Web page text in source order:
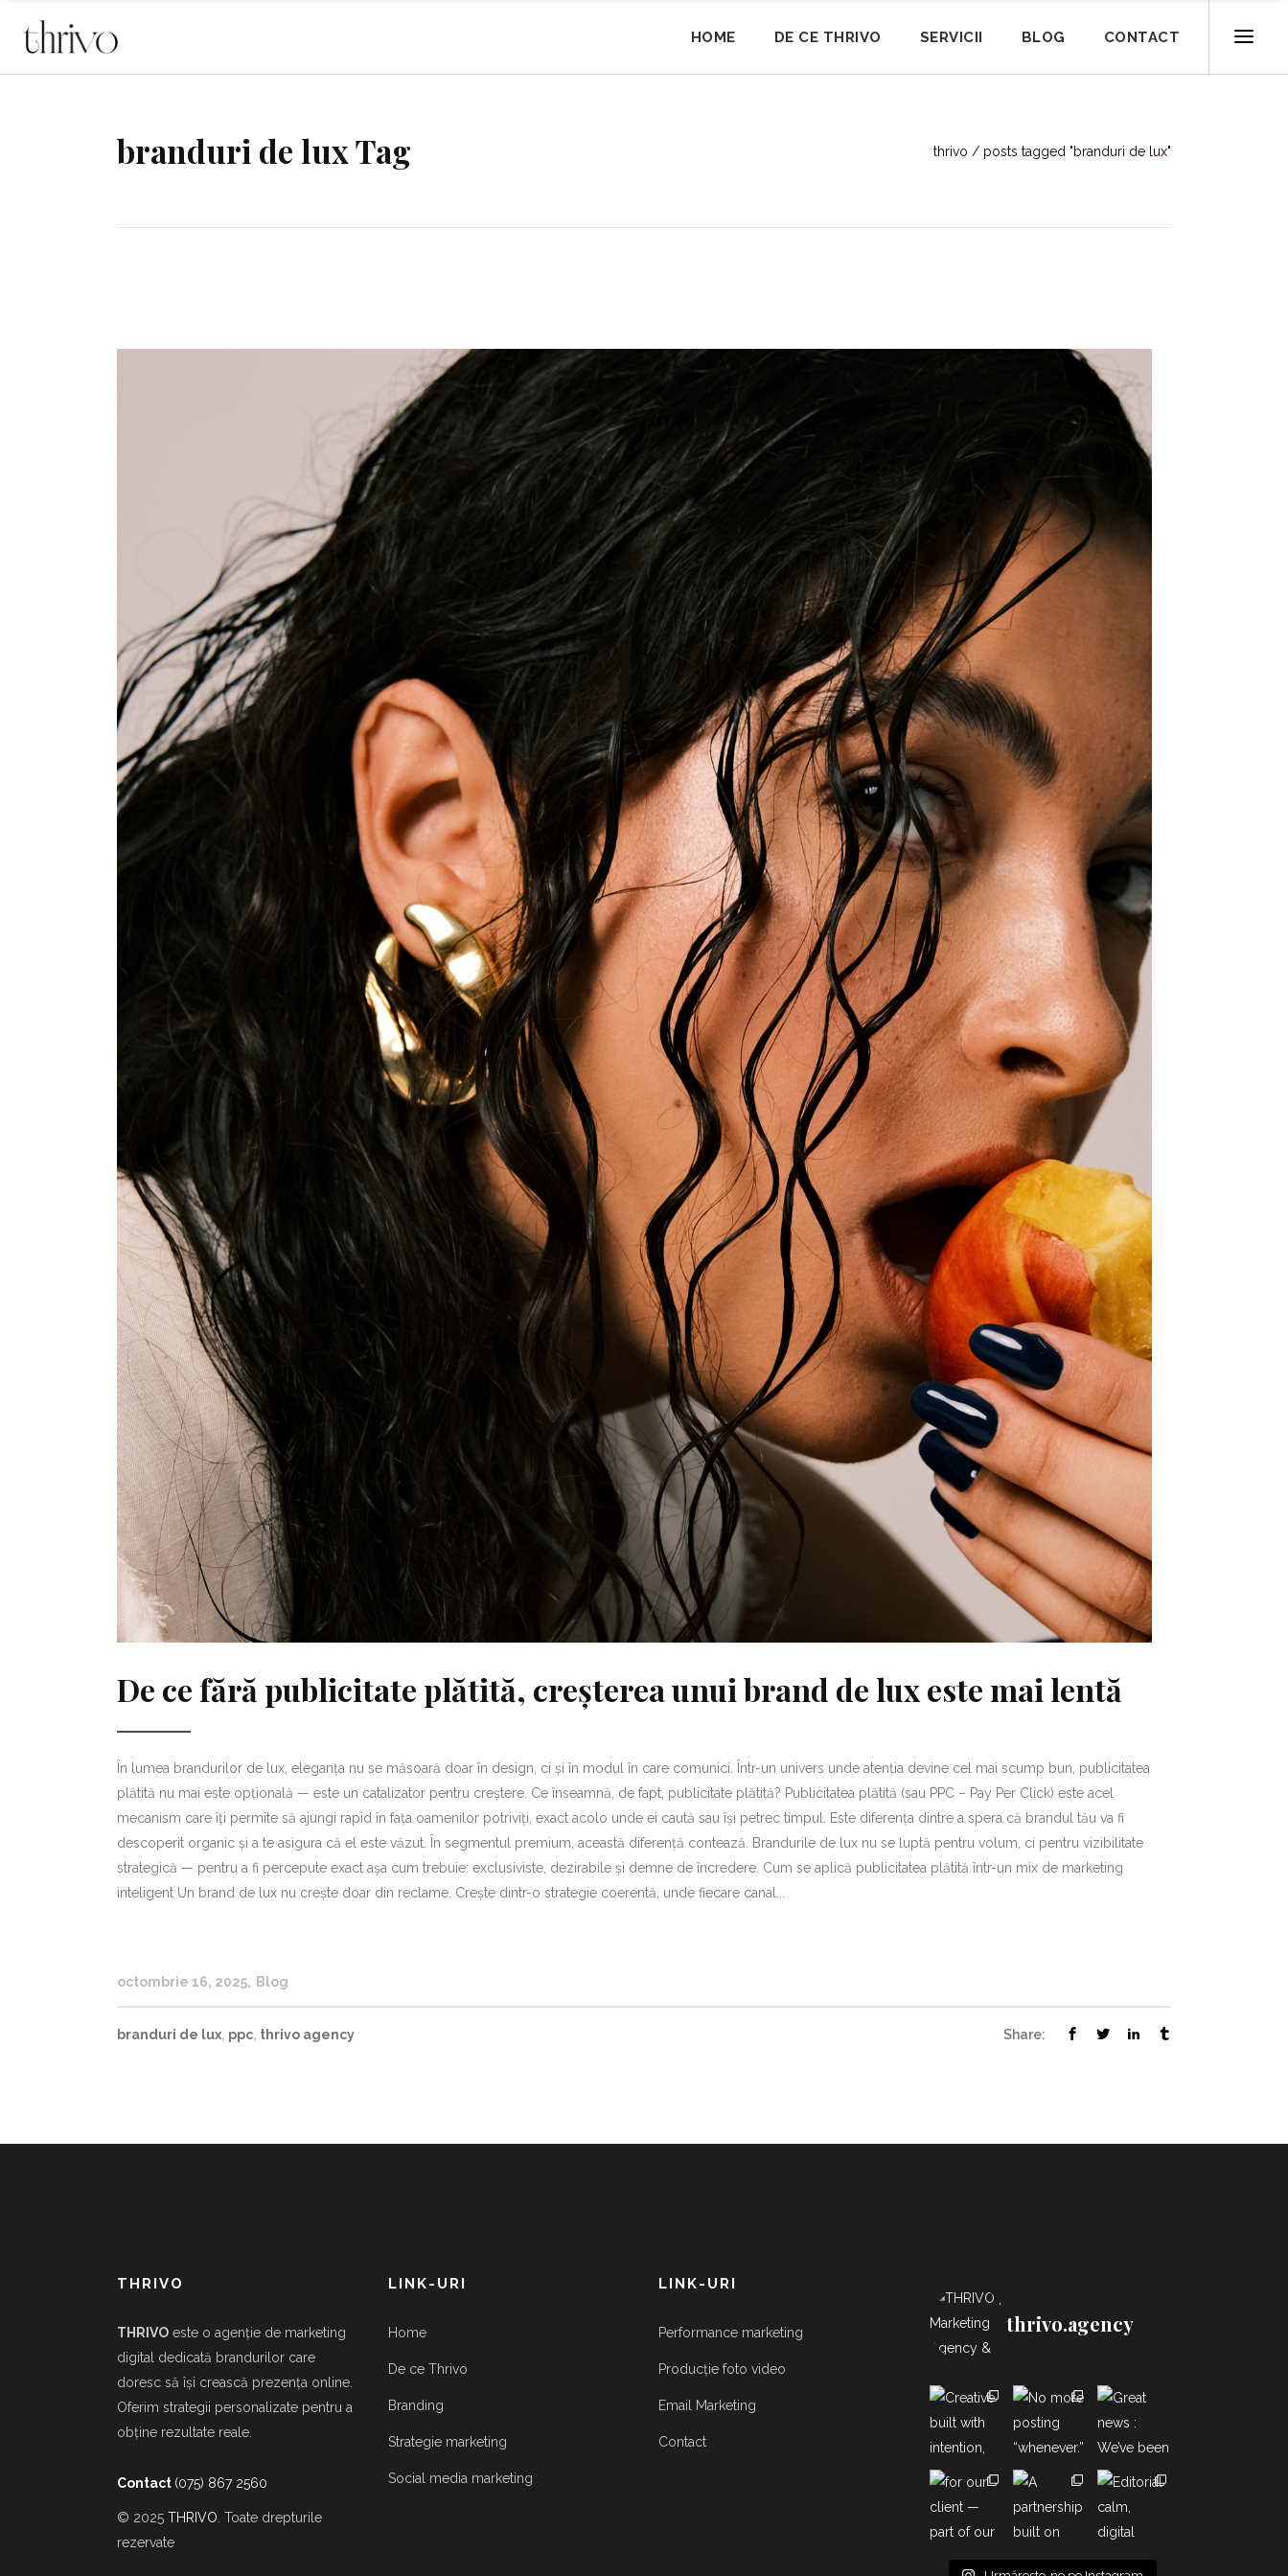
HOME DE CE THRIVO SERVICII BLOG CONTACT
branduri de lux Tag thrivo / posts tagged "branduri de lux"
De ce fără publicitate plătită, creșterea unui brand de lux este mai lentă
În lumea brandurilor de lux, eleganța nu se măsoară doar în design, ci și în modul în care comunici. Într-un univers unde atenția devine cel mai scump bun, publicitatea
plătită nu mai este opțională — este un catalizator pentru creștere. Ce înseamnă, de fapt, publicitate plătită? Publicitatea plătită (sau PPC – Pay Per Click) este acel
mecanism care îți permite să ajungi rapid în fața oamenilor potriviți, exact acolo unde ei caută sau își petrec timpul. Este diferența dintre a spera că brandul tău va fi
descoperit organic și a te asigura că el este văzut. În segmentul premium, această diferență contează. Brandurile de lux nu se luptă pentru volum, ci pentru vizibilitate
strategică — pentru a fi percepute exact așa cum trebuie: exclusiviste, dezirabile și demne de încredere. Cum se aplică publicitatea plătită într-un mix de marketing
inteligent Un brand de lux nu crește doar din reclame. Crește dintr-o strategie coerentă, unde fiecare canal...
octombrie 16, 2025 Blog
branduri de lux, ppc, thrivo agency Share:
THRIVO
THRIVO este o agenție de marketing
digital dedicată brandurilor care
doresc să își crească prezența online.
Oferim strategii personalizate pentru a
obține rezultate reale.
Contact (075) 867 2560
© 2025 THRIVO . Toate drepturile
rezervate
LINK-URI
Home
De ce Thrivo
Branding
Strategie marketing
Social media marketing
LINK-URI
Performance marketing
Producție foto video
Email Marketing
Contact
thrivo.agency